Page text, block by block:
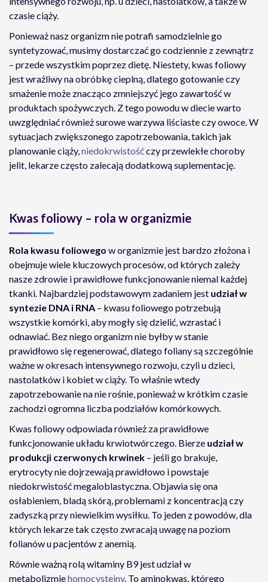
czasie ciąży.
Ponieważ nasz organizm nie potrafi samodzielnie go
syntetyzować, musimy dostarczać go codziennie z zewnątrz
– przede wszystkim poprzez dietę. Niestety, kwas foliowy
jest wrażliwy na obróbkę cieplną, dlatego gotowanie czy
smażenie może znacząco zmniejszyć jego zawartość w
produktach spożywczych. Z tego powodu w diecie warto
uwzględniać również surowe warzywa liściaste czy owoce. W
sytuacjach zwiększonego zapotrzebowania, takich jak
planowanie ciąży,niedokrwistośćczy przewlekłe choroby
jelit, lekarze często zalecają dodatkową suplementację.
Kwas foliowy – rola w organizmie
Rola kwasu foliowego w organizmie jest bardzo złożona i
obejmuje wiele kluczowych procesów, od których zależy
nasze zdrowie i prawidłowe funkcjonowanie niemal każdej
tkanki. Najbardziej podstawowym zadaniem jest udział w
syntezie DNA i RNA – kwasu foliowego potrzebują
wszystkie komórki, aby mogły się dzielić, wzrastać i
odnawiać. Bez niego organizm nie byłby w stanie
prawidłowo się regenerować, dlatego foliany są szczególnie
ważne w okresach intensywnego rozwoju, czyli u dzieci,
nastolatków i kobiet w ciąży. To właśnie wtedy
zapotrzebowanie na nie rośnie, ponieważ w krótkim czasie
zachodzi ogromna liczba podziałów komórkowych.
Kwas foliowy odpowiada również za prawidłowe
funkcjonowanie układu krwiotwórczego. Bierze udział w
produkcji czerwonych krwinek – jeśli go brakuje,
erytrocyty nie dojrzewają prawidłowo i powstaje
niedokrwistość megaloblastyczna. Objawia się ona
osłabieniem, bladą skórą, problemami z koncentracją czy
zadyszką przy niewielkim wysiłku. To jeden z powodów, dla
których lekarze tak często zwracają uwagę na poziom
folianów u pacjentów z anemią.
Równie ważną rolą witaminy B9 jest udział w
metabolizmiehomocysteiny. To aminokwas, którego